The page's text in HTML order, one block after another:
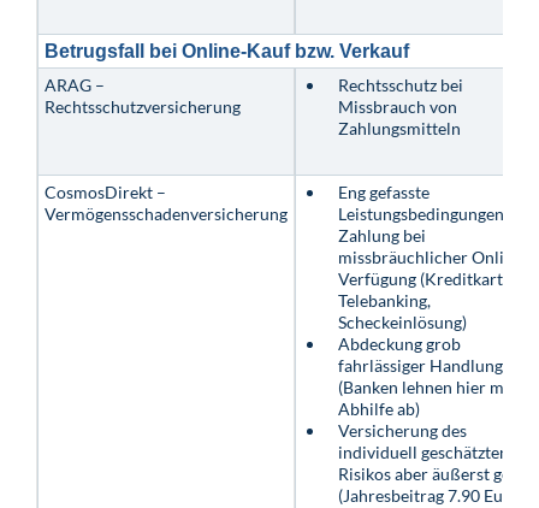
Betrugsfall bei Online-Kauf bzw. Verkauf
ARAG –
Rechtsschutzversicherung
Rechtsschutz bei
Missbrauch von
Zahlungsmitteln
CosmosDirekt –
Vermögensschadenversicherung
Eng gefasste
Leistungsbedingungen:
Zahlung bei
missbräuchlicher Online-
Verfügung (Kreditkarte,
Telebanking,
Scheckeinlösung)
Abdeckung grob
fahrlässiger Handlungen
(Banken lehnen hier meist
Abhilfe ab)
Versicherung des
individuell geschätzten
Risikos aber äußerst gering
(Jahresbeitrag 7.90 Euro)